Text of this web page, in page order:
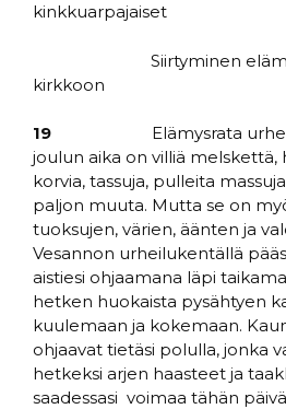
Siirtyminen
kirkkoon
19 Elämysrata
joulun aika on villiä melskettä,
korvia, tassuja, pulleita
paljon muuta. Mutta se on
tuoksujen, värien, äänten ja
Vesannon urheilukentällä
aistiesi ohjaamana läpi
hetken huokaista pysähtyen
kuulemaan ja kokemaan.
ohjaavat tietäsi polulla, jonka
hetkeksi arjen haasteet ja
saadessasi voimaa tähän